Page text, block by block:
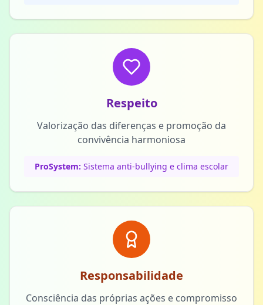
Respeito
Valorização das diferenças e promoção da
convivência harmoniosa
ProSystem: Sistema anti-bullying e clima escolar
Responsabilidade
Consciência das próprias ações e compromisso